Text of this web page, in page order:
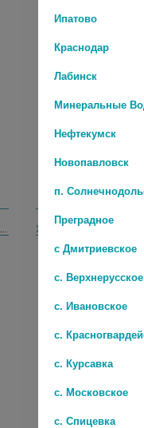
ТЕРАФЛЕКС ХОНДРОКРЕМ ФОРТЕ 1%+5% 100Г.
556 руб.
Ипатово
Краснодар
Лабинск
Минеральные
Нефтекумск
Новопавловск
п.
Преградное
с Дмитриевское
с. Верхнерусское
с. Ивановское
с.
с. Курсавка
с. Московское
с. Спицевка